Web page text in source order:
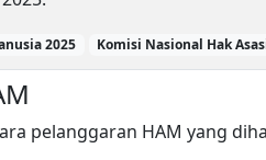
2025 Komisi Nasional Hak
pelanggaran HAM yang